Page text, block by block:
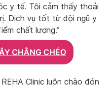
y tế. Tôi cảm thấy thoải
Dịch vụ tốt từ đội ngũ y
chất lượng.”
CHẰNG CHÉO
Clinic luôn chào đón